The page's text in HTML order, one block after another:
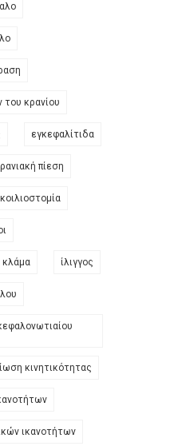
κρανίου
εγκεφαλίτιδα
πίεση
κλάμα ίλιγγος
κινητικότητας
ικανοτήτων